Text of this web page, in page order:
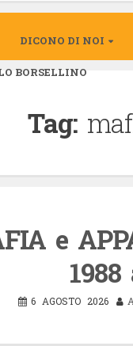
DICONO DI NOI
BORSELLINO
Tag:
e
6 AGOSTO 2026